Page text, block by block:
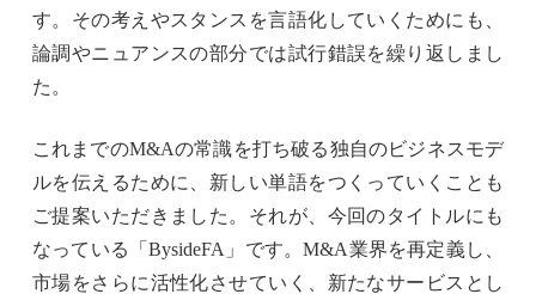
す。その考えやスタンスを言語化していくためにも、
論調やニュアンスの部分では試行錯誤を繰り返しまし
た。
これまでのM&Aの常識を打ち破る独自のビジネスモデ
ルを伝えるために、新しい単語をつくっていくことも
ご提案いただきました。それが、今回のタイトルにも
なっている「BysideFA 」です。M&A業界を再定義し、
市場をさらに活性化させていく、新たなサービスとし